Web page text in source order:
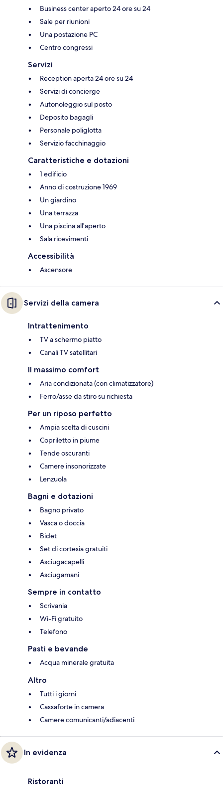
Business center aperto 24 ore su 24
Sale per riunioni
Una postazione PC
Centro congressi
Servizi
Reception aperta 24 ore su 24
Servizi di concierge
Autonoleggio sul posto
Deposito bagagli
Personale poliglotta
Servizio facchinaggio
Caratteristiche e dotazioni
1 edificio
Anno di costruzione 1969
Un giardino
Una terrazza
Una piscina all'aperto
Sala ricevimenti
Accessibilità
Ascensore
Servizi della camera
Intrattenimento
TV a schermo piatto
Canali TV satellitari
Il massimo comfort
Aria condizionata (con climatizzatore)
Ferro/asse da stiro su richiesta
Per un riposo perfetto
Ampia scelta di cuscini
Copriletto in piume
Tende oscuranti
Camere insonorizzate
Lenzuola
Bagni e dotazioni
Bagno privato
Vasca o doccia
Bidet
Set di cortesia gratuiti
Asciugacapelli
Asciugamani
Sempre in contatto
Scrivania
Wi-Fi gratuito
Telefono
Pasti e bevande
Acqua minerale gratuita
Altro
Tutti i giorni
Cassaforte in camera
Camere comunicanti/adiacenti
In evidenza
Ristoranti